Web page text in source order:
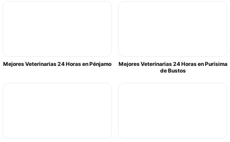
Mejores Veterinarias 24 Horas en Pénjamo
Mejores Veterinarias 24 Horas en Purísima
de Bustos